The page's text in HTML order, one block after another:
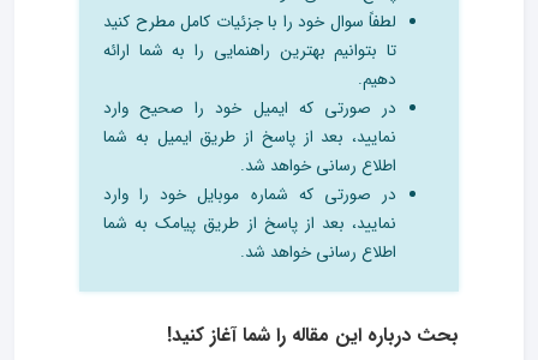
لطفاً سوال خود را با جزئیات کامل مطرح کنید
تا بتوانیم بهترین راهنمایی را به شما ارائه
دهیم.
در صورتی که ایمیل خود را صحیح وارد
نمایید، بعد از پاسخ از طریق ایمیل به شما
اطلاع رسانی خواهد شد.
در صورتی که شماره موبایل خود را وارد
نمایید، بعد از پاسخ از طریق پیامک به شما
اطلاع رسانی خواهد شد.
بحث درباره این مقاله را شما آغاز کنید!